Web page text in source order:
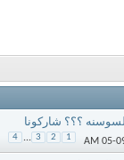
؟؟؟ شاركونا
1
2
3
...
4